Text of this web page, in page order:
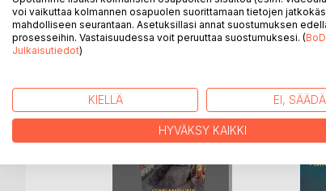
voi vaikuttaa kolmannen osapuolen suorittamaan tietojen
mahdolliseen seurantaan. Asetuksillasi annat suostumuksen
prosesseihin. Vastaisuudessa voit peruuttaa suostumuksesi. (BoD
Julkaisutiedot)
KIELLÄ EI, SÄÄDÄ
HYVÄKSY KAIKKI